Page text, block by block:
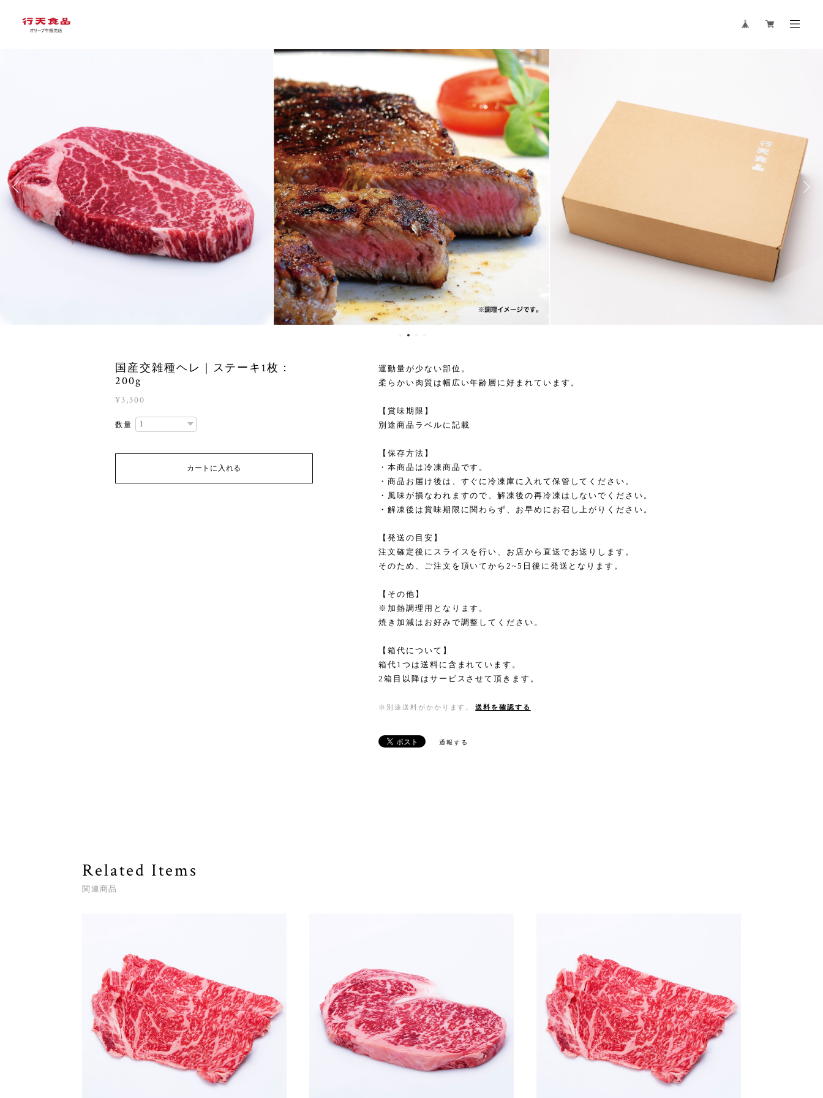
国産交雑種ヘレ｜ステーキ1枚：
200g
¥3,300
数量
カートに入れる
運動量が少ない部位。
柔らかい肉質は幅広い年齢層に好まれています。
【賞味期限】
別途商品ラベルに記載
【保存方法】
・本商品は冷凍商品です。
・商品お届け後は、すぐに冷凍庫に入れて保管してください。
・風味が損なわれますので、解凍後の再冷凍はしないでください。
・解凍後は賞味期限に関わらず、お早めにお召し上がりください。
【発送の目安】
注文確定後にスライスを行い、お店から直送でお送りします。
そのため、ご注文を頂いてから2~5日後に発送となります。
【その他】
※加熱調理用となります。
焼き加減はお好みで調整してください。
【箱代について】
箱代1つは送料に含まれています。
2箱目以降はサービスさせて頂きます。
※別途送料がかかります。 送料を確認する
通報する
Related Items
関連商品